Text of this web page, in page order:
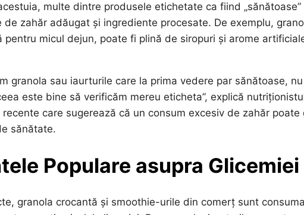
multe dintre produsele etichetate ca fiind „sănătoase”
zahăr adăugat și ingrediente procesate. De exemplu,
micul dejun, poate fi plină de siropuri și arome
granola sau iaurturile care la prima vedere par sănătoase,
este bine să verificăm mereu eticheta”, explică
care sugerează că un consum excesiv de zahăr
sănătate.
Populare asupra Glicemiei
granola crocantă și smoothie-urile din comerț sunt